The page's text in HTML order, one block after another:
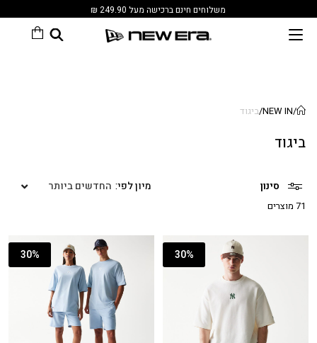
משלוחים חינם ברכישה מעל 249.90 ₪
/
NEW IN
/ביגוד
ביגוד
סינון
71 מוצרים
החדשים ביותר
30%
30%